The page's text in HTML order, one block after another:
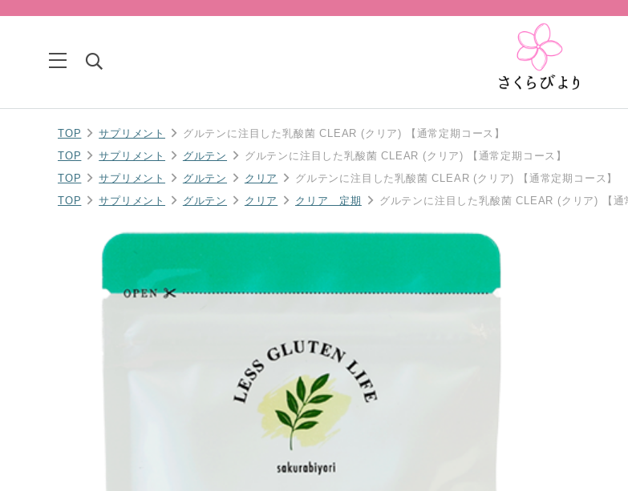
TOP サプリメント
グルテンに注目した乳酸菌 CLEAR (クリア) 【通常定期コース】
TOP
サプリメント グルテン
グルテンに注目した乳酸菌 CLEAR (クリア) 【通常定期コース】
TOP
サプリメント グルテン クリア
グルテンに注目した乳酸菌 CLEAR (クリア) 【通常定期コース】
TOP
サプリメント グルテン クリア クリア 定期 グルテンに注目した乳酸菌 CLEAR (クリア) 【通